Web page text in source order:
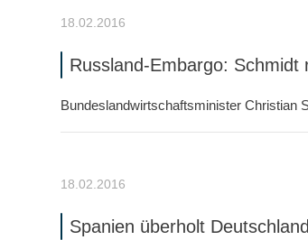
18.02.2016
Russland-Embargo: Schmidt
Bundeslandwirtschaftsminister Christian
18.02.2016
Spanien überholt